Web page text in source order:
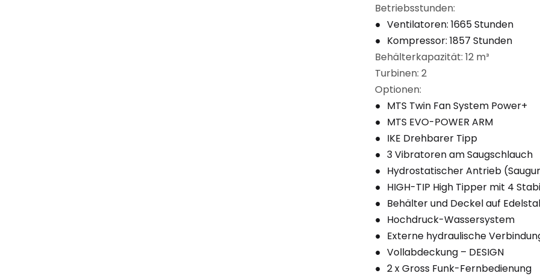
Betriebsstunden:
Ventilatoren: 1665 Stunden
Kompressor: 1857 Stunden
Behälterkapazität: 12 m³
Turbinen: 2
Optionen:
MTS Twin Fan System Power+
MTS EVO-POWER ARM
IKE Drehbarer Tipp
3 Vibratoren am Saugschlauch
Hydrostatischer Antrieb
HIGH-TIP High Tipper mit 4
Behälter und Deckel auf
Hochdruck-Wassersystem
Externe hydraulische
Vollabdeckung – DESIGN
2 x Gross Funk-Fernbedienung